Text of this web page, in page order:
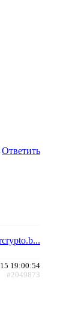
Ответить
19:00:54
#2049873